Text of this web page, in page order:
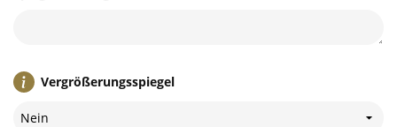
Vergrößerungsspiegel
Nein